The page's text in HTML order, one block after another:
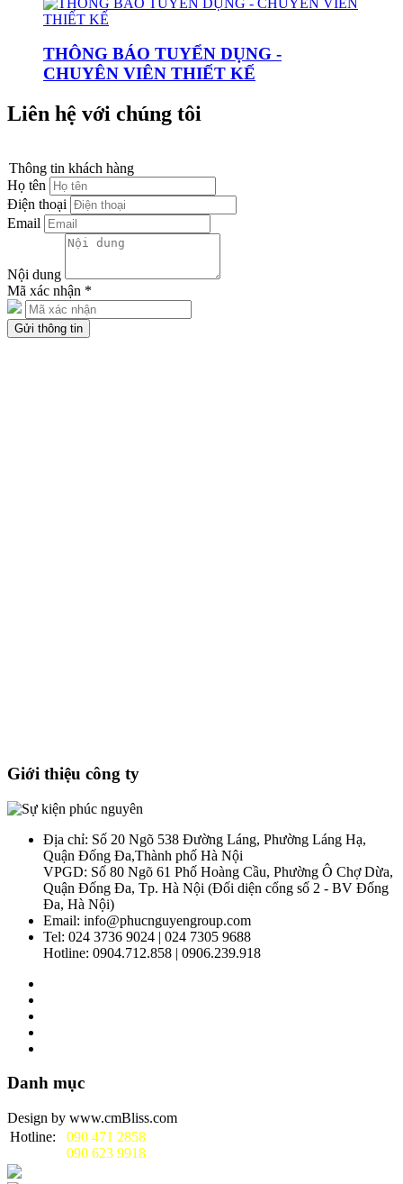
THÔNG BÁO TUYỂN DỤNG -
CHUYÊN VIÊN THIẾT KẾ
Liên hệ với chúng tôi
Thông tin khách hàng
Họ tên
Điện thoại
Email
Nội dung
Mã xác nhận *
Gửi thông tin
Giới thiệu công ty
Địa chỉ: Số 20 Ngõ 538 Đường Láng, Phường Láng Hạ,
Quận Đống Đa,Thành phố Hà Nội
VPGD: Số 80 Ngõ 61 Phố Hoàng Cầu, Phường Ô Chợ Dừa,
Quận Đống Đa, Tp. Hà Nội (Đối diện cổng số 2 - BV Đống
Đa, Hà Nội)
Email: info@phucnguyengroup.com
Tel: 024 3736 9024 | 024 7305 9688
Hotline: 0904.712.858 | 0906.239.918
Danh mục
Design by www.cmBliss.com
Hotline:
090 471 2858
090 623 9918